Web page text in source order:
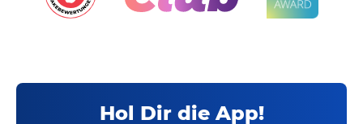
Hol Dir die App!